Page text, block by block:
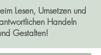
Lesen, Umsetzen und
Handeln
Gestalten!